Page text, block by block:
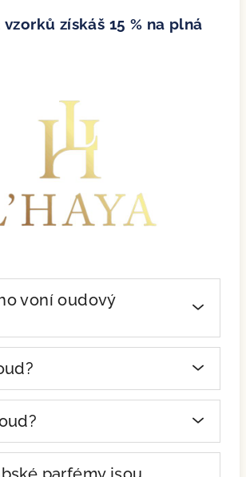
získáš 15 % na plná
voní oudový